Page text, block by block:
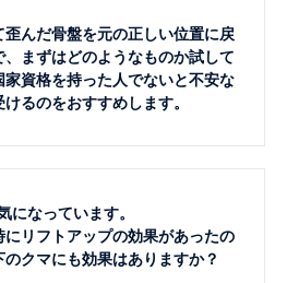
んだ骨盤を元の正しい位置に戻
まずはどのようなものか試して
資格を持った人でないと不安な
るのをおすすめします。
なっています。
リフトアップの効果があったの
クマにも効果はありますか？